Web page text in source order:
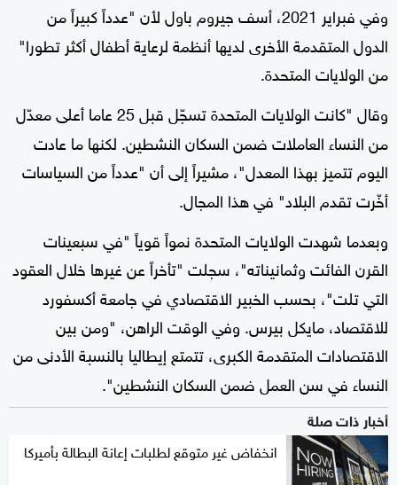
وفي فبراير 2021، أسف جيروم باول لأن "عدداً كبيراً من
الدول المتقدمة الأخرى لديها أنظمة لرعاية أطفال أكثر تطورا"
من الولايات المتحدة.
وقال "كانت الولايات المتحدة تسجّل قبل 25 عاما أعلى معدّل
من النساء العاملات ضمن السكان النشطين. لكنها ما عادت
اليوم تتميز بهذا المعدل"، مشيراً إلى أن "عدداً من السياسات
أخّرت تقدم البلاد" في هذا المجال.
وبعدما شهدت الولايات المتحدة نمواً قوياً "في سبعينات
القرن الفائت وثمانيناته"، سجلت "تأخراً عن غيرها خلال العقود
التي تلت"، بحسب الخبير الاقتصادي في جامعة أكسفورد
للاقتصاد، مايكل بيرس. وفي الوقت الراهن، "ومن بين
الاقتصادات المتقدمة الكبرى، تتمتع إيطاليا بالنسبة الأدنى من
النساء في سن العمل ضمن السكان النشطين".
أخبار ذات صلة
انخفاض غير متوقع لطلبات إعانة البطالة بأميركا